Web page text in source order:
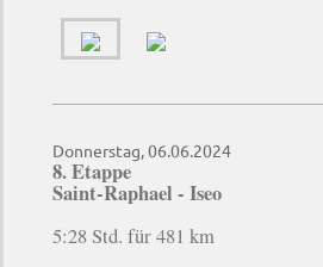
Donnerstag, 06.06.2024
8. Etappe
Saint-Raphael - Iseo
5:28 Std. für 481 km